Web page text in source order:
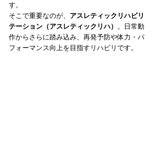
す。
そこで重要なのが、 アスレティックリハビリ
テーション（アスレティックリハ） 。日常動
作からさらに踏み込み、再発予防や体力・パ
フォーマンス向上を目指すリハビリです。